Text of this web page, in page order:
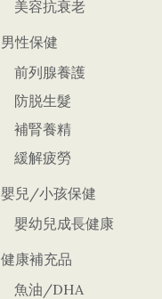
美容抗衰老
男性保健
前列腺養護
防脱生髮
補腎養精
緩解疲勞
嬰兒/小孩保健
嬰幼兒成長健康
健康補充品
魚油/DHA